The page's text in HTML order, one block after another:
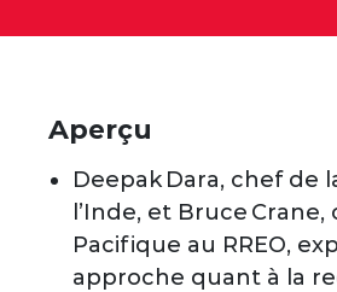
Aperçu
Deepak Dara, chef de
l’Inde, et Bruce Crane,
Pacifique au RREO,
approche quant à la